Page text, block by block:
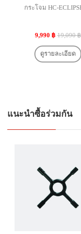
กระโจม HC-
9,990 ฿ 19,090 ฿
ดูรายละเอียด
แนะนำซื้อร่วมกัน